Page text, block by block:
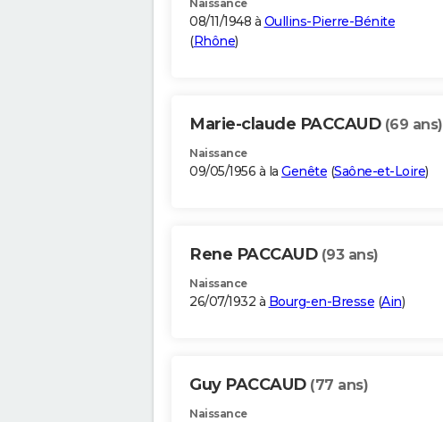
Naissance
08/11/1948 à Oullins-Pierre-Bénite
(Rhône)
Marie-claude PACCAUD (69 ans)
Naissance
09/05/1956 à la Genête (Saône-et-Loire)
Rene PACCAUD (93 ans)
Naissance
26/07/1932 à Bourg-en-Bresse (Ain)
Guy PACCAUD (77 ans)
Naissance